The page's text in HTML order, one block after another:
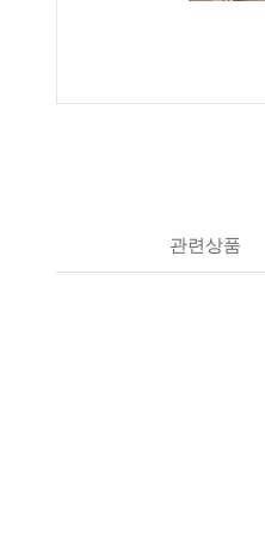
관련상품